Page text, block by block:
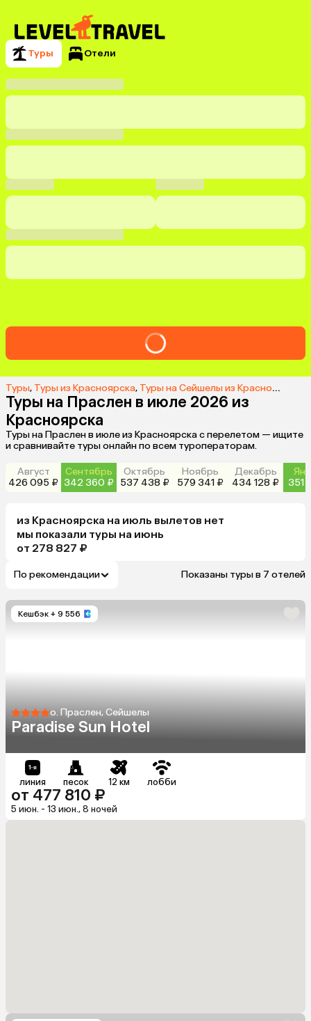
Туры Отели
Туры, Туры из Красноярска, Туры на Сейшелы из Красноярска
Туры на Праслен в июле 2026 из
Красноярска
Туры на Праслен в июле из Красноярска с перелетом — ищите
и сравнивайте туры онлайн по всем туроператорам.
Август
426 095 ₽
Сентябрь
342 360 ₽
Октябрь
537 438 ₽
Ноябрь
579 341 ₽
Декабрь
434 128 ₽
351
из Красноярска на июль вылетов нет
мы показали туры на июнь
от 278 827 ₽
По рекомендации Показаны туры в 7 отелей
Кешбэк + 9 556
о. Праслен, Сейшелы
Paradise Sun Hotel
линия песок 12 км лобби
от 477 810 ₽
5 июн. - 13 июн., 8 ночей